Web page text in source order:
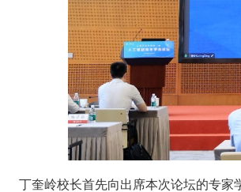
丁奎岭校长首先向出席本次论坛的专家